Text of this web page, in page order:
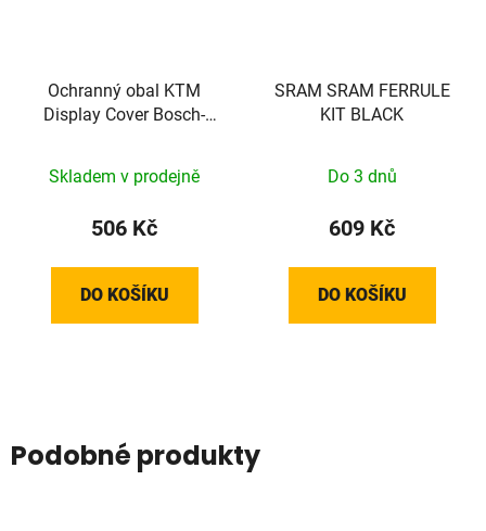
Ochranný obal KTM
Display Cover Bosch-
Skladem v prodejně
506 Kč
DO KOŠÍKU
SRAM SRAM FERRULE
KIT BLACK
Do 3 dnů
609 Kč
DO KOŠÍKU
Podobné produkty